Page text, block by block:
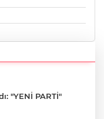
"YENİ PARTİ"